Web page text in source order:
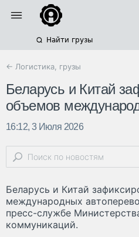
Найти грузы
← Логистика, грузы
Беларусь и Китай
объемов
16:12, 3 Июля 2026
Беларусь и Китай
международных
пресс-службе
коммуникаций.